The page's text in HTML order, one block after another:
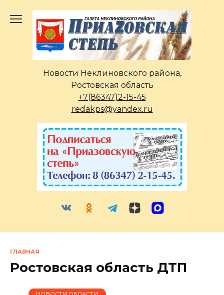
содержанию
Новости Неклиновского района,
Ростовская область
+7(86347)2-15-45
redakps@yandex.ru
ГЛАВНАЯ
Ростовская область ДТП